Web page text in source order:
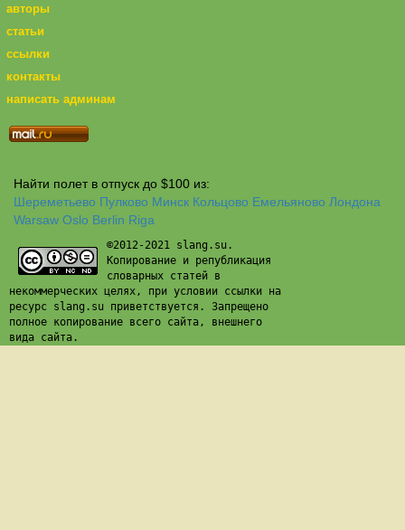
авторы
статьи
ссылки
контакты
написать админам
Найти полет в отпуск до $100 из:
Шереметьево Пулково Минск Кольцово Емельяново Лондона
Warsaw Oslo Berlin Riga
©2012-2021 slang.su.
Копирование и републикация
словарных статей в
некоммерческих целях, при условии ссылки на
ресурс slang.su приветствуется. Запрещено
полное копирование всего сайта, внешнего
вида сайта.